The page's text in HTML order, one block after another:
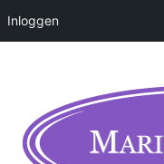
Inloggen